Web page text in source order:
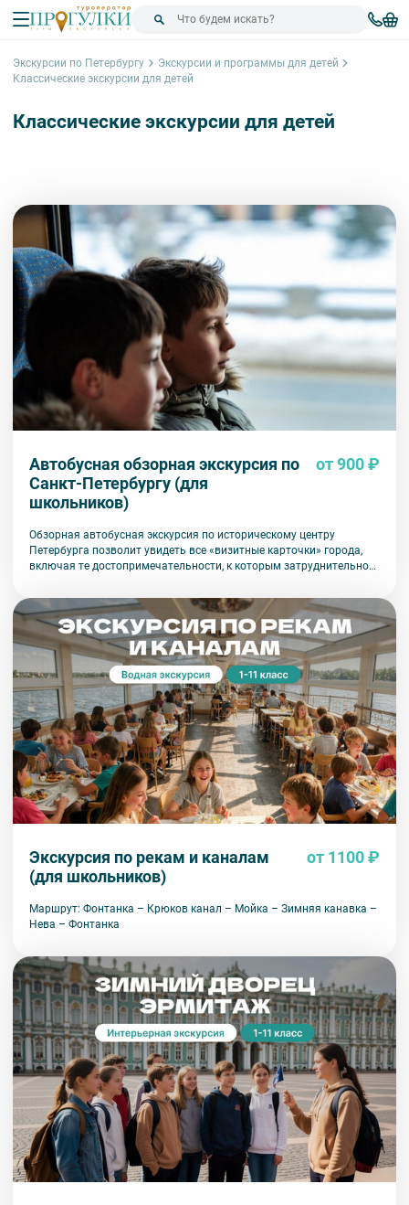
Экскурсии по Петербургу
Экскурсии и программы для детей
Классические экскурсии для детей
Классические экскурсии для детей
Автобусная обзорная экскурсия по
Санкт-Петербургу (для
школьников)
от 900 ₽
Обзорная автобусная экскурсия по историческому центру
Петербурга позволит увидеть все «визитные карточки» города,
включая те достопримечательности, к которым затруднительно
прогулки.
Экскурсия по рекам и каналам
(для школьников)
от 1100 ₽
Маршрут: Фонтанка – Крюков канал – Мойка – Зимняя канавка –
Нева – Фонтанка